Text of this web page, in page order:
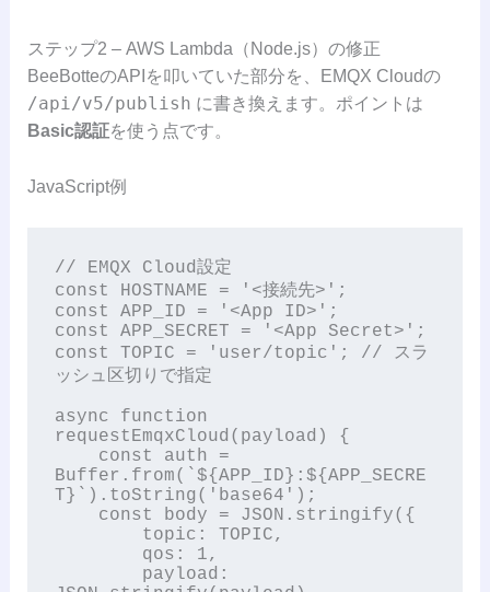
ステップ2 – AWS Lambda（Node.js）の修正
BeeBotteのAPIを叩いていた部分を、EMQX Cloudの
/api/v5/publish に書き換えます。ポイントは
Basic認証を使う点です。
JavaScript例
// EMQX Cloud設定
const HOSTNAME = '<接続先>';
const APP_ID = '<App ID>';
const APP_SECRET = '<App Secret>';
const TOPIC = 'user/topic'; // スラ
ッシュ区切りで指定
async function
requestEmqxCloud(payload) {
Buffer.from(`${APP_ID}:${APP_SECRE
T}`).toString('base64');